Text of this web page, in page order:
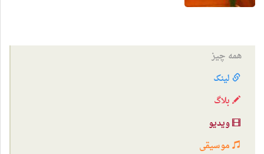
همه چیز
لینک
بلاگ
ویدیو
موسیقی